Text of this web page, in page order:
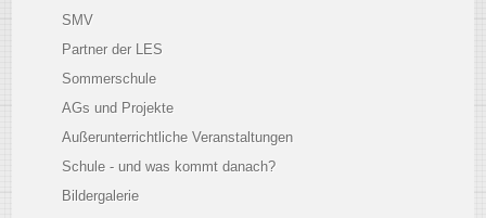
SMV
Partner der LES
Sommerschule
AGs und Projekte
Außerunterrichtliche Veranstaltungen
Schule - und was kommt danach?
Bildergalerie